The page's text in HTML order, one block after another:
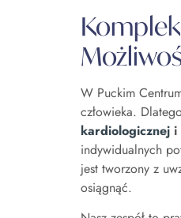
W Puckim
człowieka.
kardiologicznej i
indywidualnych
jest tworzony z
osiągnąć.